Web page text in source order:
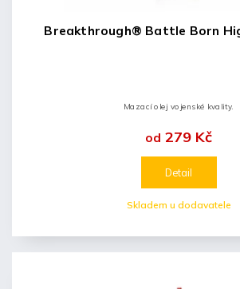
Breakthrough® Battle Born
Skladem u dodavatele
od 279 Kč
Detail
Mazací olej vojenské kvality.